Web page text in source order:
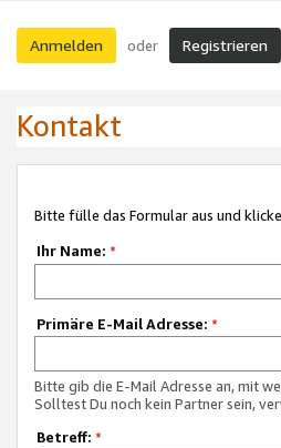
Anmelden oder Registrieren
Kontakt
Bitte fülle das Formular aus und
Ihr Name: *
Primäre E-Mail Adresse: *
Bitte gib die E-Mail Adresse an, mit
Solltest Du noch kein Partner sein,
Betreff: *